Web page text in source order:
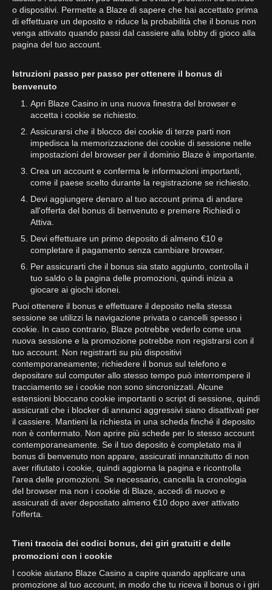
o dispositivi. Permette a Blaze di sapere che hai accettato prima
di effettuare un deposito e riduce la probabilità che il bonus non
venga attivato quando passi dal cassiere alla lobby di gioco alla
pagina del tuo account.
Istruzioni passo per passo per ottenere il bonus di
benvenuto
Apri Blaze Casino in una nuova finestra del browser e
accetta i cookie se richiesto.
Assicurarsi che il blocco dei cookie di terze parti non
impedisca la memorizzazione dei cookie di sessione nelle
impostazioni del browser per il dominio Blaze è importante.
Crea un account e conferma le informazioni importanti,
come il paese scelto durante la registrazione se richiesto.
Devi aggiungere denaro al tuo account prima di andare
all'offerta del bonus di benvenuto e premere Richiedi o
Attiva.
Devi effettuare un primo deposito di almeno €10 e
completare il pagamento senza cambiare browser.
Per assicurarti che il bonus sia stato aggiunto, controlla il
tuo saldo o la pagina delle promozioni, quindi inizia a
giocare ai giochi idonei.
Puoi ottenere il bonus e effettuare il deposito nella stessa
sessione se utilizzi la navigazione privata o cancelli spesso i
cookie. In caso contrario, Blaze potrebbe vederlo come una
nuova sessione e la promozione potrebbe non registrarsi con il
tuo account. Non registrarti su più dispositivi
contemporaneamente; richiedere il bonus sul telefono e
depositare sul computer allo stesso tempo può interrompere il
tracciamento se i cookie non sono sincronizzati. Alcune
estensioni bloccano cookie importanti o script di sessione, quindi
assicurati che i blocker di annunci aggressivi siano disattivati per
il cassiere. Mantieni la richiesta in una scheda finché il deposito
non è confermato. Non aprire più schede per lo stesso account
contemporaneamente. Se il tuo deposito è completato ma il
bonus di benvenuto non appare, assicurati innanzitutto di non
aver rifiutato i cookie, quindi aggiorna la pagina e ricontrolla
l'area delle promozioni. Se necessario, cancella la cronologia
del browser ma non i cookie di Blaze, accedi di nuovo e
assicurati di aver depositato almeno €10 dopo aver attivato
l'offerta.
Tieni traccia dei codici bonus, dei giri gratuiti e delle
promozioni con i cookie
I cookie aiutano Blaze Casino a capire quando applicare una
promozione al tuo account, in modo che tu riceva il bonus o i giri